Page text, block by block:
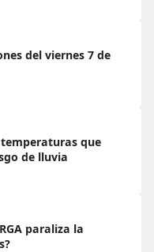
del viernes 7 de
que
de lluvia
paraliza la